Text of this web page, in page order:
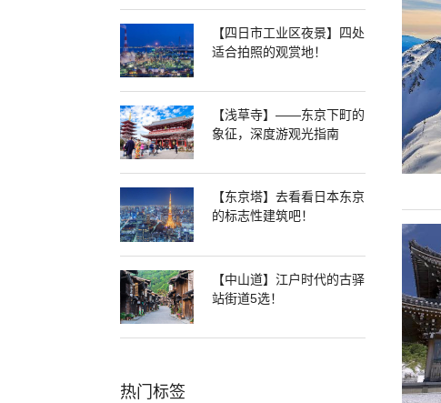
【四日市工业区夜景】四处
适合拍照的观赏地！
【浅草寺】——东京下町的
象征，深度游观光指南
【东京塔】去看看日本东京
的标志性建筑吧！
【中山道】江户时代的古驿
站街道5选！
热门标签